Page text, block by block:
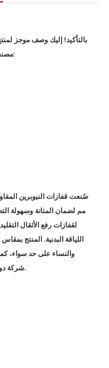
بالتأكيد! إليك وصف موجز
مصنعي المعدات الأصلية" بناءً على المقدمة التفصيلية:
مم لضمان المتانة وسهولة
لقفازات رفع الأثقال
اللياقة البدنية. المنتج
والنساء على حد سواء،
شركة دونغقوان فليم برايت للمنتجات الرياضية المحدودة.